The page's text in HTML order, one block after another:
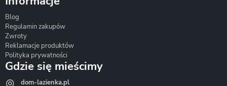
Blog
Regulamin zakupów
Zwroty
Reklamacje produktów
Polityka prywatności
Gdzie się mieścimy
dom-lazienka.pl